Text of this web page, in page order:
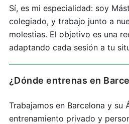
Sí, es mi especialidad: soy
colegiado, y trabajo junto a
molestias. El objetivo es una
adaptando cada sesión a tu
¿Dónde entrenas en
Trabajamos en Barcelona y
entrenamiento privado y